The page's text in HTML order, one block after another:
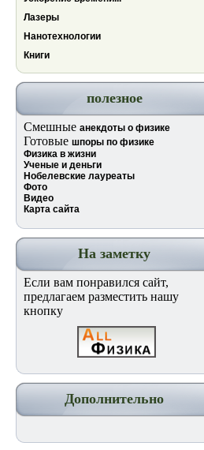
Лазеры
Нанотехнологии
Книги
полезное
Смешные анекдоты о физике
Готовые шпоры по физике
Физика в жизни
Ученые и деньги
Нобелевские лауреаты
Фото
Видео
Карта сайта
На заметку
Если вам понравился сайт,
предлагаем разместить нашу
кнопку
Дополнительно